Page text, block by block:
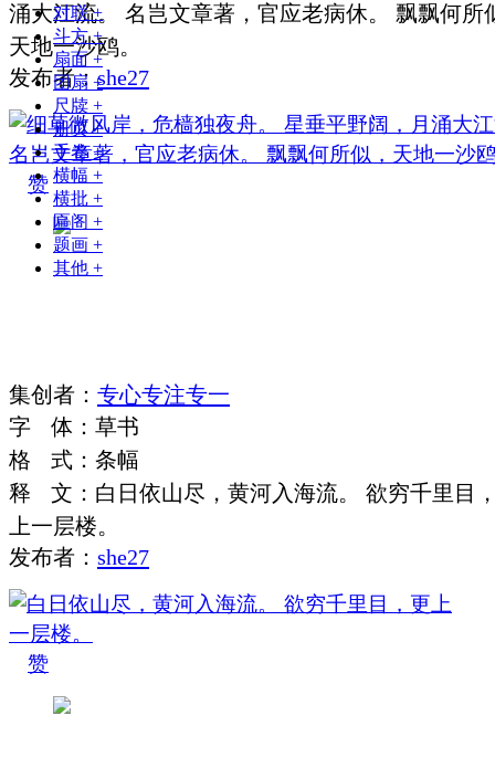
涌大江流。 名岂文章著，官应老病休。 飘飘何所
天地一沙鸥。
发布者：she27
赞
集创 者 ： 专心专注专一
字
体 ： 草书
格
式 ： 条幅
释
文 ： 白日依山尽，黄河入海流。 欲穷千里目
上一层楼。
发布者： she27
赞
对联+
斗方+
扇面+
团扇 +
尺牍 +
册页+
手卷+
横幅 +
横批 +
匾阁 +
题画 +
其他 +